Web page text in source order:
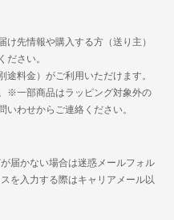
先情報や購入する方（送り主）
ださい。
料金）がご利用いただけます。
※一部商品はラッピング対象外の
わせからご連絡ください。
届かない場合は迷惑メールフォル
を入力する際はキャリアメール以